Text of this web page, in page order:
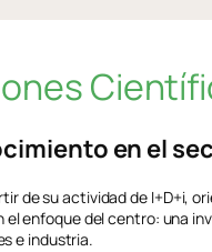
en el
de su actividad de I+D+i,
enfoque del centro: una
e industria.